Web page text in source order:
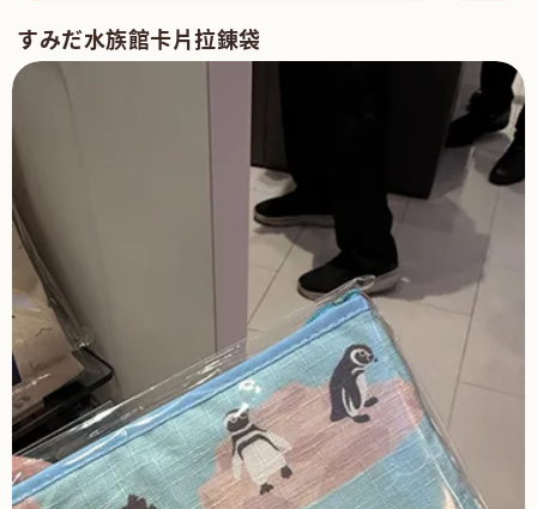
すみだ水族館卡片拉錬袋